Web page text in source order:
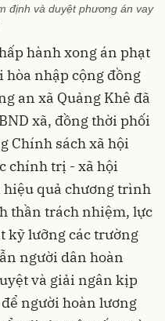
định và duyệt phương án vay
hành xong án phạt
hòa nhập cộng đồng
an xã Quảng Khê đã
xã, đồng thời phối
Chính sách xã hội
chính trị - xã hội
quả chương trình
thần trách nhiệm, lực
kỹ lưỡng các trường
người dân hoàn
và giải ngân kịp
người hoàn lương